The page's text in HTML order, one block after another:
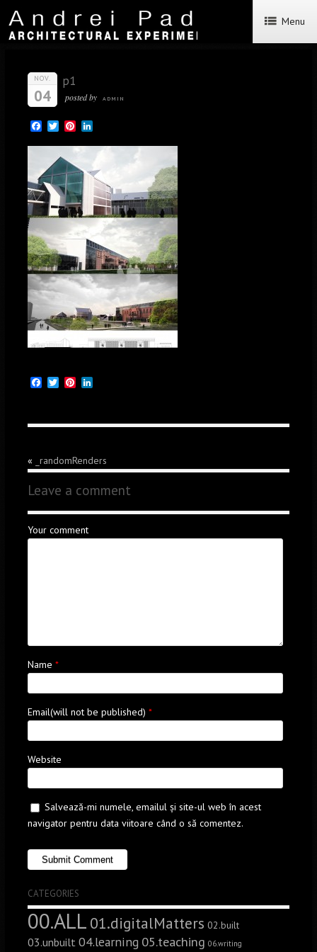
Menu
NOV.
04
p1
posted by ADMIN
Facebook
TwitterPinterest
LinkedIn
Facebook
TwitterPinterest
LinkedIn
« _randomRenders
Leave a comment
Your comment
Name *
Email(will not be published) *
Website
Salvează-mi numele, emailul și site-ul web în acest
navigator pentru data viitoare când o să comentez.
CATEGORIES
00.ALL 01.digitalMatters 02.built
03.unbuilt 04.learning 05.teaching 06.writing